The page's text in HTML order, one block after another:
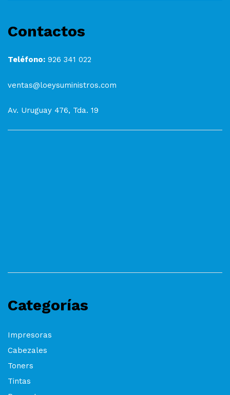
Contactos
Teléfono: 926 341 022
ventas@loeysuministros.com
Av. Uruguay 476, Tda. 19
Categorías
Impresoras
Cabezales
Toners
Tintas